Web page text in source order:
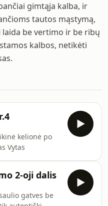
gimtąja kalba, ir
tautos mąstymą,
be vertimo ir be ribų
kalbos, netikėti
kelionė po
Vytas
2-oji dalis
gatves be